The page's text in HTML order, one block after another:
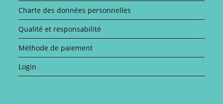
Charte des données personnelles
Qualité et responsabilité
Méthode de paiement
Login